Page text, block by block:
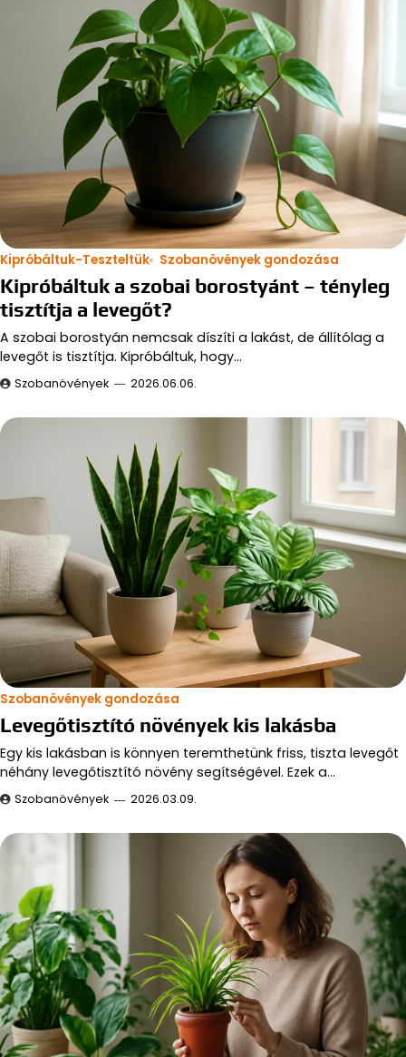
Kipróbáltuk-Teszteltük Szobanövények gondozása
Kipróbáltuk a szobai borostyánt – tényleg
tisztítja a levegőt?
A szobai borostyán nemcsak díszíti a lakást, de állítólag a
levegőt is tisztítja. Kipróbáltuk, hogy…
Szobanövények 2026.06.06.
Szobanövények gondozása
Levegőtisztító növények kis lakásba
Egy kis lakásban is könnyen teremthetünk friss, tiszta levegőt
néhány levegőtisztító növény segítségével. Ezek a…
Szobanövények 2026.03.09.